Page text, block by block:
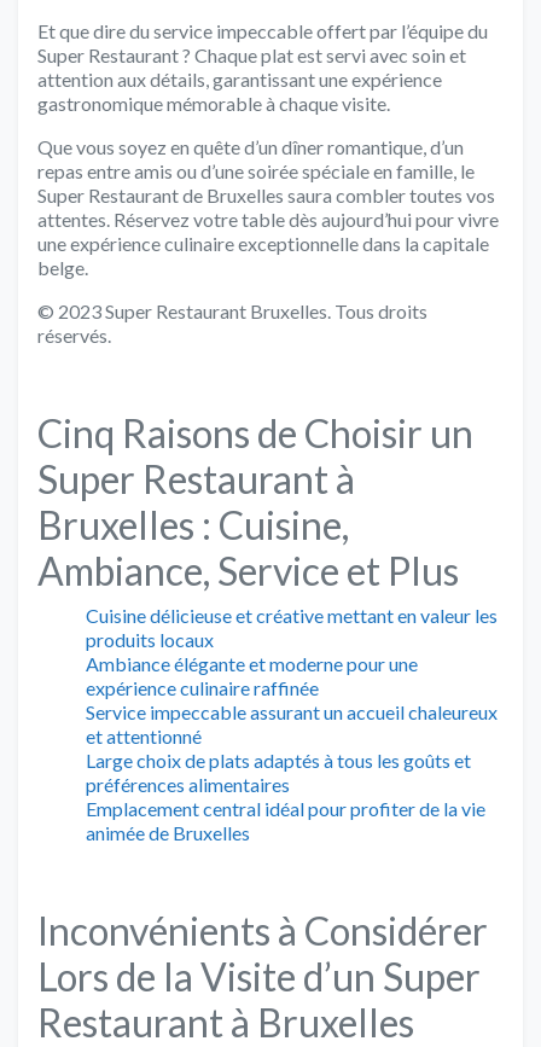
Et que dire du service impeccable offert par l’équipe du
Super Restaurant ? Chaque plat est servi avec soin et
attention aux détails, garantissant une expérience
gastronomique mémorable à chaque visite.
Que vous soyez en quête d’un dîner romantique, d’un
repas entre amis ou d’une soirée spéciale en famille, le
Super Restaurant de Bruxelles saura combler toutes vos
attentes. Réservez votre table dès aujourd’hui pour vivre
une expérience culinaire exceptionnelle dans la capitale
belge.
© 2023 Super Restaurant Bruxelles. Tous droits
réservés.
Cinq Raisons de Choisir un
Super Restaurant à
Bruxelles : Cuisine,
Ambiance, Service et Plus
Cuisine délicieuse et créative mettant en valeur les
produits locaux
Ambiance élégante et moderne pour une
expérience culinaire raffinée
Service impeccable assurant un accueil chaleureux
et attentionné
Large choix de plats adaptés à tous les goûts et
préférences alimentaires
Emplacement central idéal pour profiter de la vie
animée de Bruxelles
Inconvénients à Considérer
Lors de la Visite d’un Super
Restaurant à Bruxelles